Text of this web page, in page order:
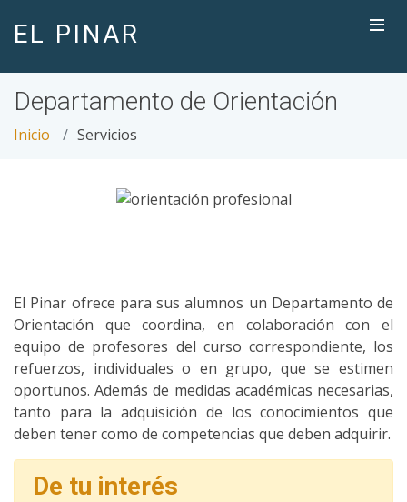
EL PINAR
Departamento de Orientación
Inicio Servicios
El Pinar ofrece para sus alumnos un Departamento de
Orientación que coordina, en colaboración con el
equipo de profesores del curso correspondiente, los
refuerzos, individuales o en grupo, que se estimen
oportunos. Además de medidas académicas necesarias,
tanto para la adquisición de los conocimientos que
deben tener como de competencias que deben adquirir.
De tu interés